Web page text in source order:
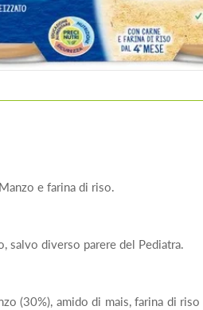
e farina di riso.
salvo diverso parere del Pediatra.
(30%), amido di mais, farina di